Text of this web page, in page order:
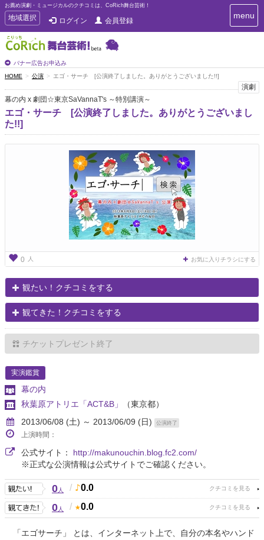
お薦め演劇・ミュージカルのクチコミは、CoRich舞台芸術！
T
o
g
g
e
n
a
v
g
a
地域選択 ログイン 会員登録
バナー広告お申込み
T
o
v
g
a
menu
HOME 公演 エゴ・サーチ [公演終了しました。ありがとうございました!!]
演劇
幕の内 x 劇団☆東京SaVannaT's ～特別講演～
エゴ・サーチ [公演終了しました。ありがとうございまし
た!!]
0 人 お気に入りチラシにする
観たい！クチコミをする
観てきた！クチコミをする
チケットプレゼント終了
実演鑑賞
幕の内
秋葉原アトリエ「ACT&B」
（東京都）
2013/06/08 (土) ～ 2013/06/09 (日)
公演終了
上演時間：
公式サイト： http://makunouchin.blog.fc2.com/
※正式な公演情報は公式サイトでご確認ください。
0人 / 0.0
0人 / 0.0
「エゴサーチ」 とは、インターネット上で、自分の本名やハンド